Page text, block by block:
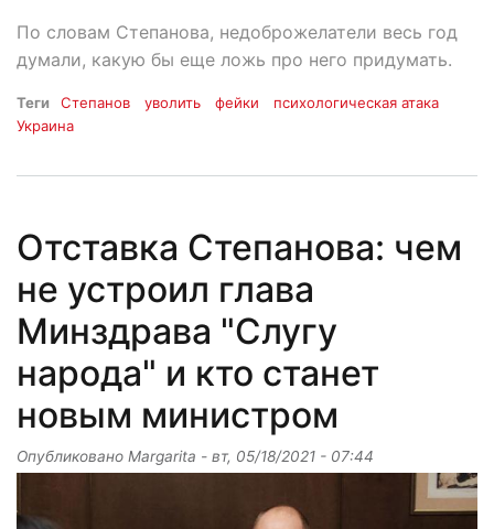
По словам Степанова, недоброжелатели весь год
думали, какую бы еще ложь про него придумать.
Теги Степанов уволить фейки
психологическая атака
Украина
Отставка Степанова: чем
не устроил глава
Минздрава "Слугу
народа" и кто станет
новым министром
Опубликовано Margarita - вт, 05/18/2021 - 07:44